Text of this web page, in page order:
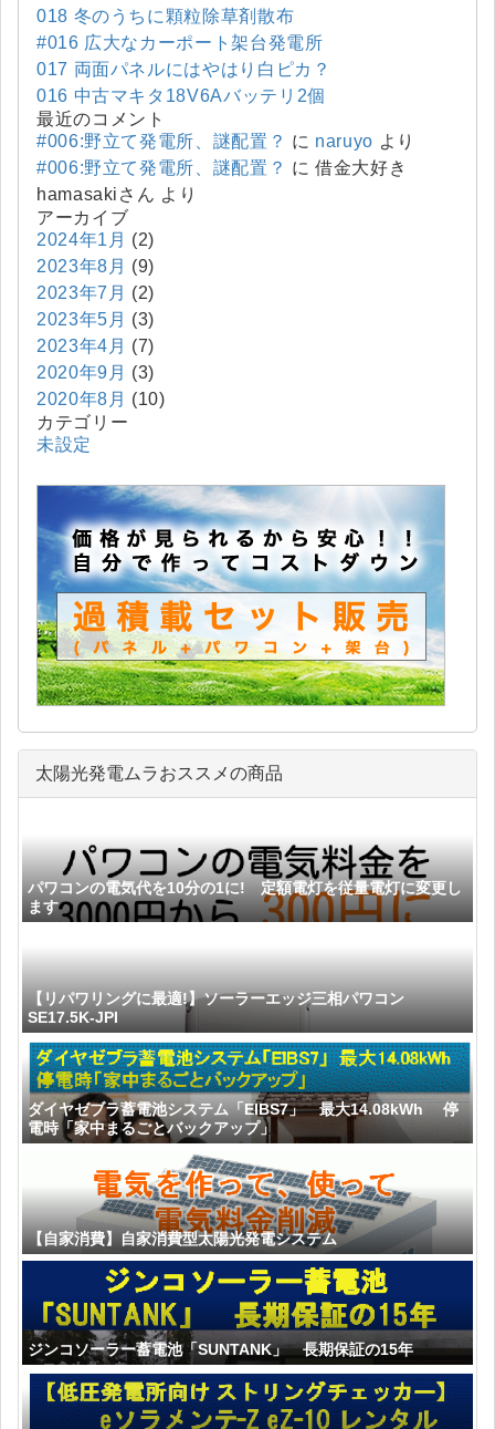
018 冬のうちに顆粒除草剤散布
#016 広大なカーポート架台発電所
017 両面パネルにはやはり白ピカ？
016 中古マキタ18V6Aバッテリ2個
最近のコメント
#006:野立て発電所、謎配置？ に naruyo より
#006:野立て発電所、謎配置？ に借金大好き
hamasakiさん より
アーカイブ
2024年1月 (2)
2023年8月 (9)
2023年7月 (2)
2023年5月 (3)
2023年4月 (7)
2020年9月 (3)
2020年8月 (10)
カテゴリー
未設定
太陽光発電ムラおススメの商品
パワコンの電気代を10分の1に! 定額電灯を従量電灯に変更し
ます
【リパワリングに最適!】ソーラーエッジ三相パワコン
SE17.5K-JPI
ダイヤゼブラ蓄電池システム「EIBS7」 最大14.08kWh 停
電時「家中まるごとバックアップ」
【自家消費】自家消費型太陽光発電システム
ジンコソーラー蓄電池「SUNTANK」 長期保証の15年